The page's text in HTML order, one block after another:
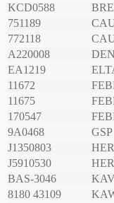
KCD0588
751189
772118
A220008
EA1219
11672
11675
170547
9A0468
GSP
J1350803
J5910530
BAS-3046
8180 43109